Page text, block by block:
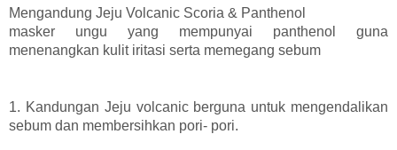
Mengandung Jeju Volcanic Scoria & Panthenol
masker ungu yang mempunyai panthenol guna
menenangkan kulit iritasi serta memegang sebum
1. Kandungan Jeju volcanic berguna untuk mengendalikan
sebum dan membersihkan pori- pori.